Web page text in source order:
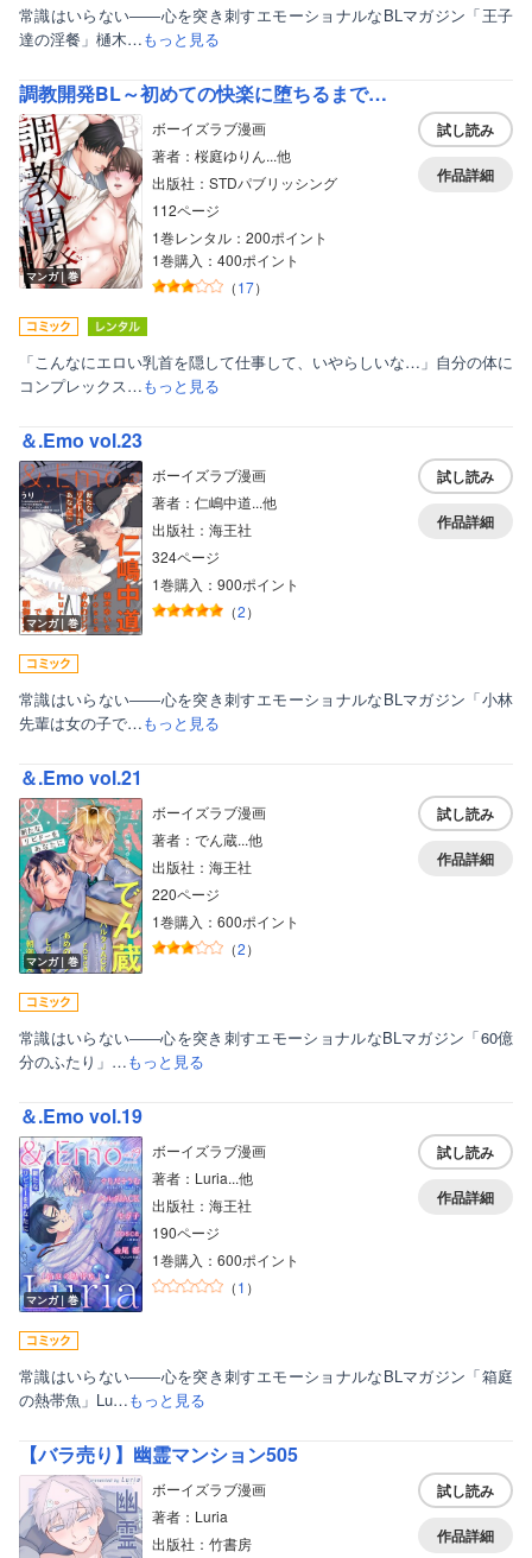
常識はいらない――心を突き刺すエモーショナルなBLマガジン「王子
達の淫餐」樋木…もっと見る
調教開発BL～初めての快楽に堕ちるまで…
マンガ｜巻
ボーイズラブ漫画
著者：桜庭ゆりん...他
出版社：STDパブリッシング
112ページ
1巻レンタル：200ポイント
1巻購入：400ポイント
（17）
試し読み
作品詳細
「こんなにエロい乳首を隠して仕事して、いやらしいな…」自分の体に
コンプレックス…もっと見る
＆.Emo vol.23
マンガ｜巻
ボーイズラブ漫画
著者：仁嶋中道...他
出版社：海王社
324ページ
1巻購入：900ポイント
（2）
試し読み
作品詳細
常識はいらない――心を突き刺すエモーショナルなBLマガジン「小林
先輩は女の子で…もっと見る
＆.Emo vol.21
マンガ｜巻
ボーイズラブ漫画
著者：でん蔵...他
出版社：海王社
220ページ
1巻購入：600ポイント
（2）
試し読み
作品詳細
常識はいらない――心を突き刺すエモーショナルなBLマガジン「60億
分のふたり」…もっと見る
＆.Emo vol.19
マンガ｜巻
ボーイズラブ漫画
著者：Luria...他
出版社：海王社
190ページ
1巻購入：600ポイント
（1 ）
試し読み
作品詳細
常識はいらない――心を突き刺すエモーショナルなBLマガジン「箱庭
の熱帯魚」Lu…もっと見る
【バラ売り】幽霊マンション505
ボーイズラブ漫画
著者：Luria
出版社：竹書房
試し読み
作品詳細